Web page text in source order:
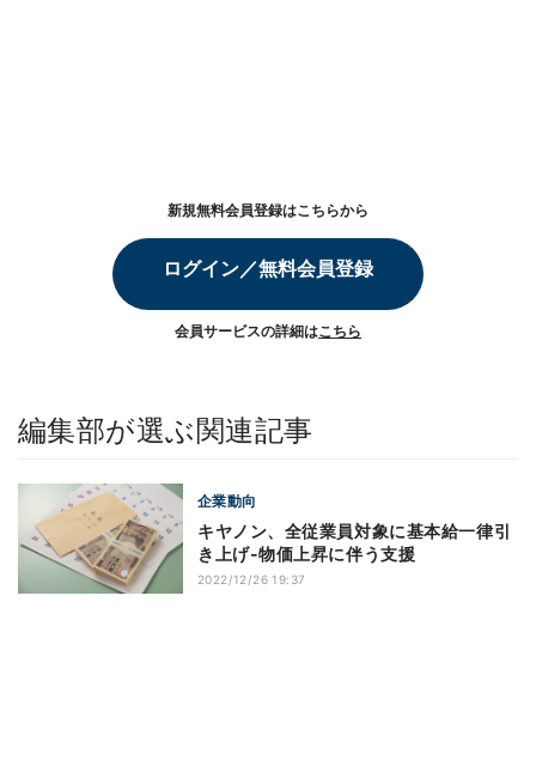
新規無料会員登録はこちらから
ログイン／無料会員登録
会員サービスの詳細はこちら
編集部が選ぶ関連記事
企業動向
キヤノン、全従業員対象に基本給一律引
き上げ-物価上昇に伴う支援
2022/12/26 19:37